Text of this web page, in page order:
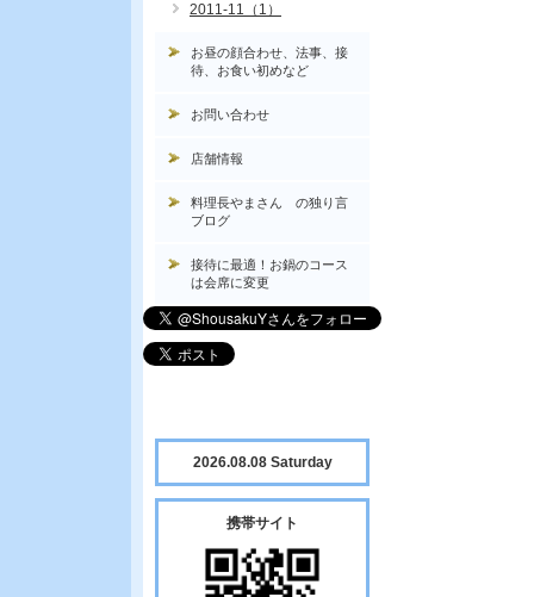
2011-11（1）
お昼の顔合わせ、法事、接
待、お食い初めなど
お問い合わせ
店舗情報
料理長やまさん の独り言
ブログ
接待に最適！お鍋のコース
は会席に変更
2026.08.08 Saturday
携帯サイト